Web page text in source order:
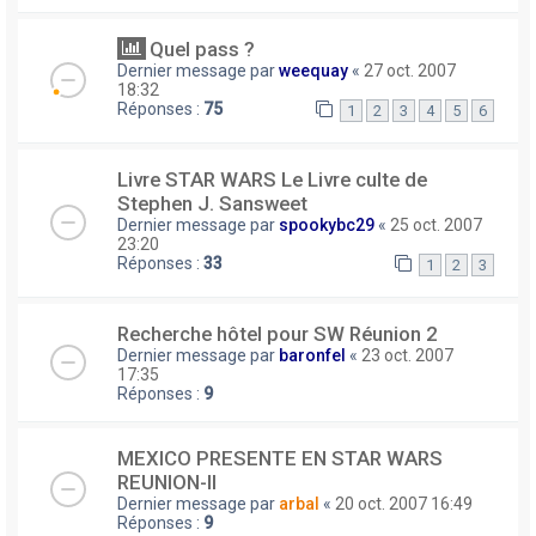
Quel pass ?
Dernier message parweequay « 27 oct. 2007
18:32
Réponses : 75 1 2 3 4 5 6
Livre STAR WARS Le Livre culte de
Stephen J. Sansweet
Dernier message par spookybc29 « 25 oct. 2007
23:20
Réponses : 33 1 2 3
Recherche hôtel pour SW Réunion 2
Dernier message par baronfel « 23 oct. 2007
17:35
Réponses : 9
MEXICO PRESENTE EN STAR WARS
REUNION-II
Dernier message par arbal « 20 oct. 2007 16:49
Réponses : 9